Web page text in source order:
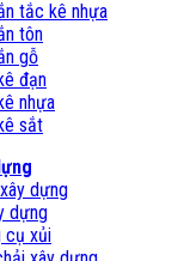
tắc kê nhựa
tôn
gỗ
đạn
nhựa
sắt
dựng
dựng
cụ xủi